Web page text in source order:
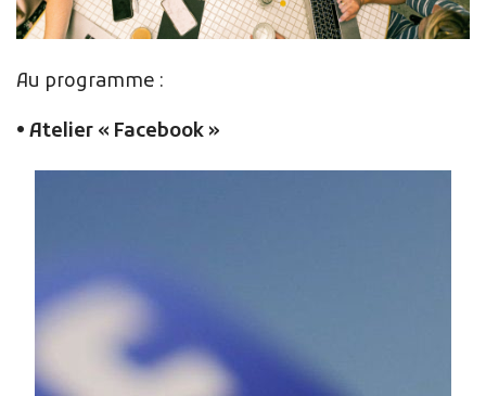
Au programme :
• Atelier « Facebook »